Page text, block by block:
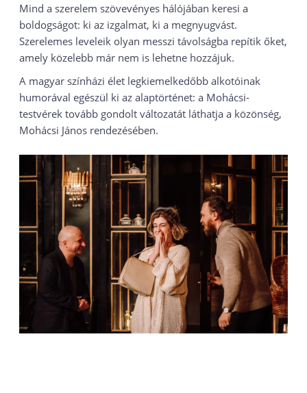
Mind a szerelem szövevényes hálójában keresi a
boldogságot: ki az izgalmat, ki a megnyugvást.
Szerelemes leveleik olyan messzi távolságba repítik őket,
amely közelebb már nem is lehetne hozzájuk.
A magyar színházi élet legkiemelkedőbb alkotóinak
humorával egészül ki az alaptörténet: a Mohácsi-
testvérek tovább gondolt változatát láthatja a közönség,
Mohácsi János rendezésében.